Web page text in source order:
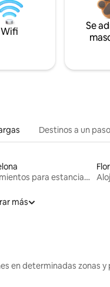
Wifi
Se
Destinos a un
Alojamientos para estancias largas
más
en determinadas zonas